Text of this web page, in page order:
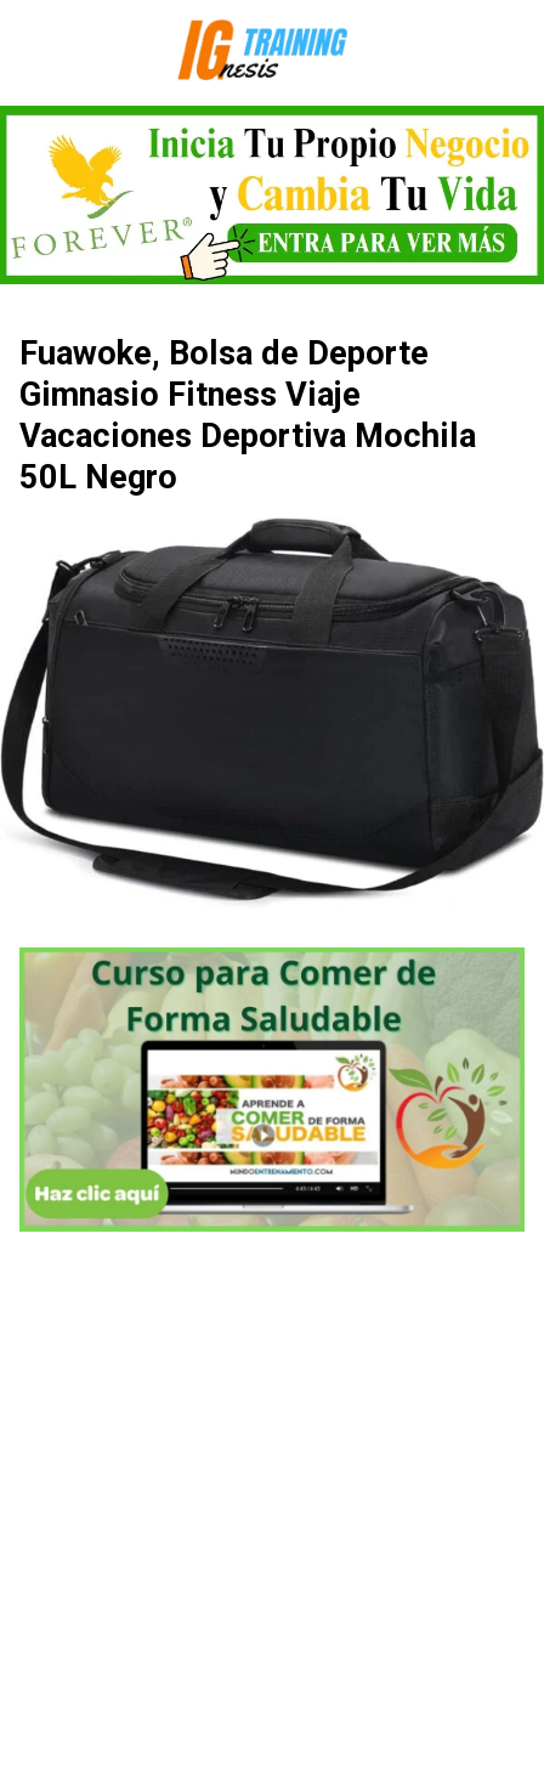
Fuawoke, Bolsa de Deporte
Gimnasio Fitness Viaje
Vacaciones Deportiva Mochila
50L Negro